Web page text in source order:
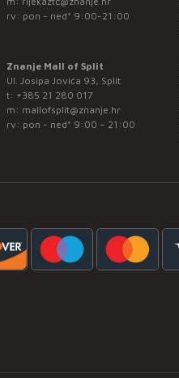
rv: pon - ned* 9:00-21:00
Znanje Mall of Split
Ul. Josipa Jovića 93, Split
t: +385 21 280 017
m: mallofsplit@znanje.hr
rv: pon - ned* 9:00 – 21:00